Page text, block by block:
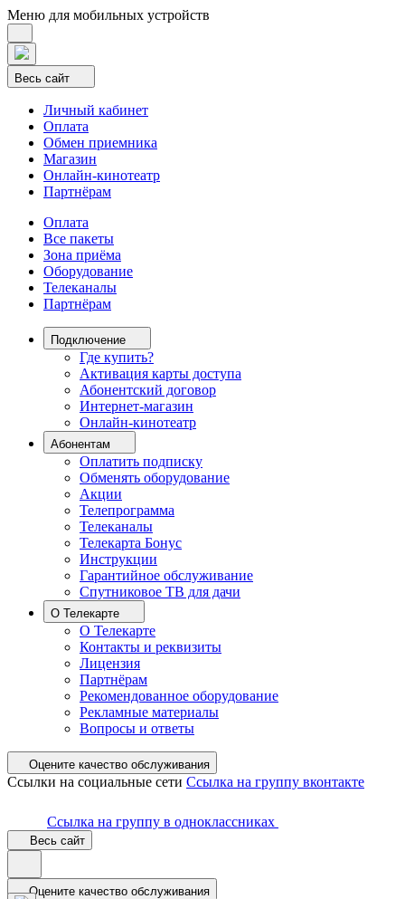
Меню для мобильных устройств
Весь сайт
Личный кабинет
Оплата
Обмен приемника
Магазин
Онлайн-кинотеатр
Партнёрам
Оплата
Все пакеты
Зона приёма
Оборудование
Телеканалы
Партнёрам
Подключение
Где купить?
Активация карты доступа
Абонентский договор
Интернет-магазин
Онлайн-кинотеатр
Абонентам
Оплатить подписку
Обменять оборудование
Акции
Телепрограмма
Телеканалы
Телекарта Бонус
Инструкции
Гарантийное обслуживание
Спутниковое ТВ для дачи
О Телекарте
О Телекарте
Контакты и реквизиты
Лицензия
Партнёрам
Рекомендованное оборудование
Рекламные материалы
Вопросы и ответы
Оцените качество обслуживания
Ссылки на социальные сети Ссылка на группу вконтакте
Ссылка на группу в одноклассниках
Весь сайт
Оцените качество обслуживания